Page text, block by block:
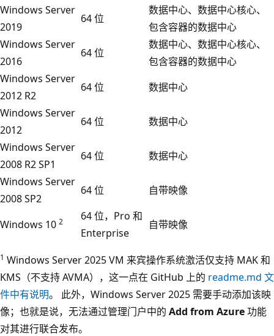
Windows Server
2019
64 位
数据中心、数据中心核心、
包含容器的数据中心
Windows Server
2016
64 位
数据中心、数据中心核心、
包含容器的数据中心
Windows Server
2012 R2
64 位
数据中心
Windows Server
2012
64 位
数据中心
Windows Server
2008 R2 SP1
64 位
数据中心
Windows Server
2008 SP2
64 位 自带映像
Windows 10 2
64 位，Pro 和
Enterprise
自带映像
1 Windows Server 2025 VM 来宾操作系统激活仅支持 MAK 和
KMS（不支持 AVMA），这一点在 GitHub 上的 readme.md 文
件中有说明。 此外，Windows Server 2025 需要手动添加该映
像；也就是说，无法通过管理门户中的 Add from Azure功能
对其进行联合发布。